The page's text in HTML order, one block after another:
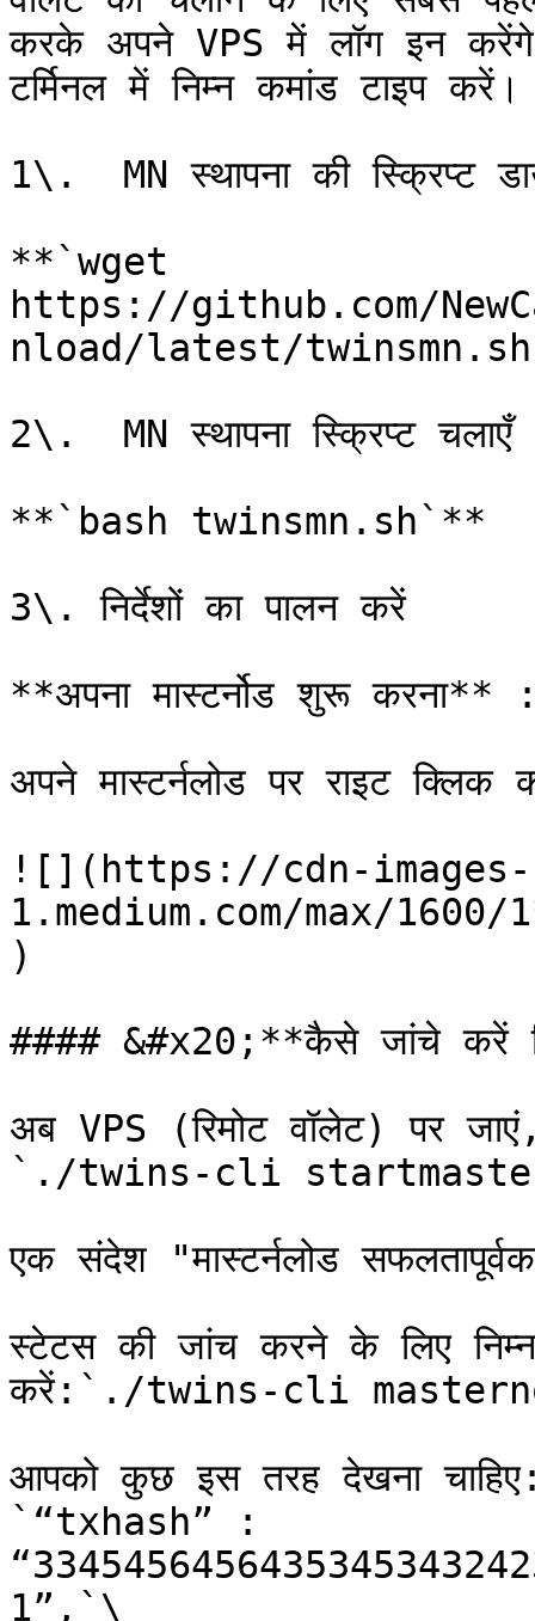
करके अपने VPS में लॉग इन
टर्मिनल में निम्न कमांड टाइप करें।
1\.  MN स्थापना की स्क्रिप्ट
**`wget
https://github.com/
nload/latest/
2\.  MN स्थापना स्क्रिप्ट चलाएँ
**`bash twinsmn.sh`**
3\. निर्देशों का पालन करें
**अपना मास्टर्नोड शुरू करना**
अपने मास्टर्नलोड पर राइट
![](https://cdn-images-
1.medium.com/max/1600/
)
#### &#x20;**कैसे जांचे करें
अब VPS (रिमोट वॉलेट) पर
`./twins-cli
एक संदेश "मास्टर्नलोड
स्टेटस की जांच करने के लिए
करें:`./twins-cli
आपको कुछ इस तरह देखना
`“txhash” :
1”,`\